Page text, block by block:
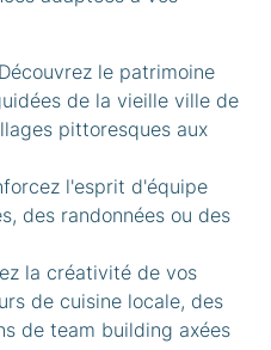
le patrimoine
de la vieille ville de
pittoresques aux
l'esprit d'équipe
des randonnées ou des
la créativité de vos
de cuisine locale, des
de team building axées